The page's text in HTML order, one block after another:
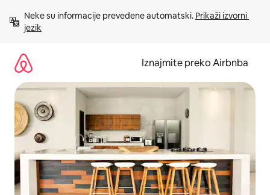
sadržaj
Neke su informacije prevedene automatski. Prikaži izvorni
jezik
Iznajmite preko Airbnba